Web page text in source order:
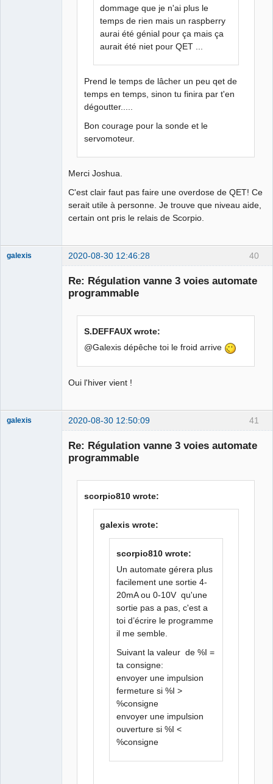
dommage que je n'ai plus le
temps de rien mais un raspberry
aurai été génial pour ça mais ça
aurait été niet pour QET ...
Prend le temps de lâcher un peu qet de
temps en temps, sinon tu finira par t'en
dégoutter.....
Bon courage pour la sonde et le
servomoteur.
Merci Joshua.
C'est clair faut pas faire une overdose de QET! Ce
serait utile à personne. Je trouve que niveau aide,
certain ont pris le relais de Scorpio.
40
galexis 2020-08-30 12:46:28
Re: Régulation vanne 3 voies automate
programmable
S.DEFFAUX wrote:
@Galexis dépêche toi le froid arrive
Oui l'hiver vient !
41
galexis 2020-08-30 12:50:09
Re: Régulation vanne 3 voies automate
programmable
scorpio810 wrote:
galexis wrote:
scorpio810 wrote:
Un automate gérera plus
facilement une sortie 4-
20mA ou 0-10V qu'une
sortie pas a pas, c'est a
toi d’écrire le programme
il me semble.
Suivant la valeur de %I =
ta consigne:
envoyer une impulsion
fermeture si %I >
%consigne
envoyer une impulsion
ouverture si %I <
%consigne